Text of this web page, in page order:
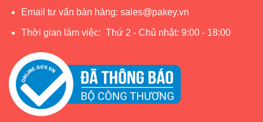
Email tư vấn bán hàng: sales@pakey.vn
Thời gian làm việc: Thứ 2 - Chủ nhật: 9:00 - 18:00